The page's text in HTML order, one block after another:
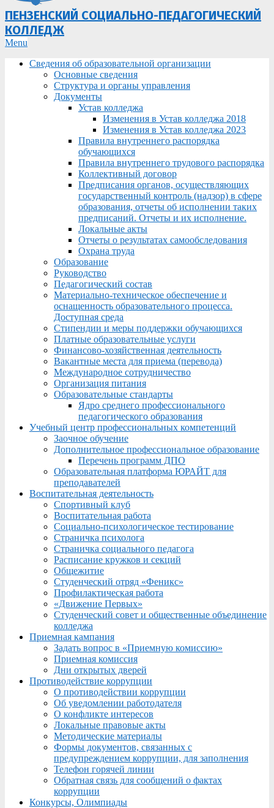
ПЕНЗЕНСКИЙ СОЦИАЛЬНО-ПЕДАГОГИЧЕСКИЙ
КОЛЛЕДЖ
Primary
Menu
Menu
Сведения об образовательной организации
Основные сведения
Структура и органы управления
Документы
Устав колледжа
Изменения в Устав колледжа 2018
Изменения в Устав колледжа 2023
Правила внутреннего распорядка
обучающихся
Правила внутреннего трудового распорядка
Коллективный договор
Предписания органов, осуществляющих
государственный контроль (надзор) в сфере
образования, отчеты об исполнении таких
предписаний. Отчеты и их исполнение.
Локальные акты
Отчеты о результатах самообследования
Охрана труда
Образование
Руководство
Педагогический состав
Материально-техническое обеспечение и
оснащенность образовательного процесса.
Доступная среда
Стипендии и меры поддержки обучающихся
Платные образовательные услуги
Финансово-хозяйственная деятельность
Вакантные места для приема (перевода)
Международное сотрудничество
Организация питания
Образовательные стандарты
Ядро среднего профессионального
педагогического образования
Учебный центр профессиональных компетенций
Заочное обучение
Дополнительное профессиональное образование
Перечень программ ДПО
Образовательная платформа ЮРАЙТ для
преподавателей
Воспитательная деятельность
Спортивный клуб
Воспитательная работа
Социально-психологическое тестирование
Страничка психолога
Страничка социального педагога
Расписание кружков и секций
Общежитие
Студенческий отряд «Феникс»
Профилактическая работа
«Движение Первых»
Студенческий совет и общественные объединение
колледжа
Приемная кампания
Задать вопрос в «Приемную комиссию»
Приемная комиссия
Дни открытых дверей
Противодействие коррупции
О противодействии коррупции
Об уведомлении работодателя
О конфликте интересов
Локальные правовые акты
Методические материалы
Формы документов, связанных с
предупреждением коррупции, для заполнения
Телефон горячей линии
Обратная связь для сообщений о фактах
коррупции
Конкурсы, Олимпиады